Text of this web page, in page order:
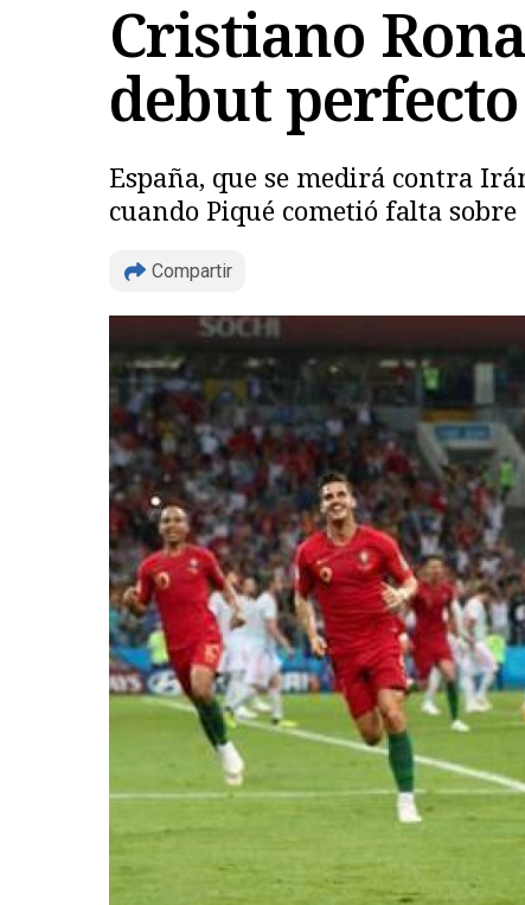
Cristiano
debut
España, que se medirá contra
cuando Piqué cometió falta
Compartir